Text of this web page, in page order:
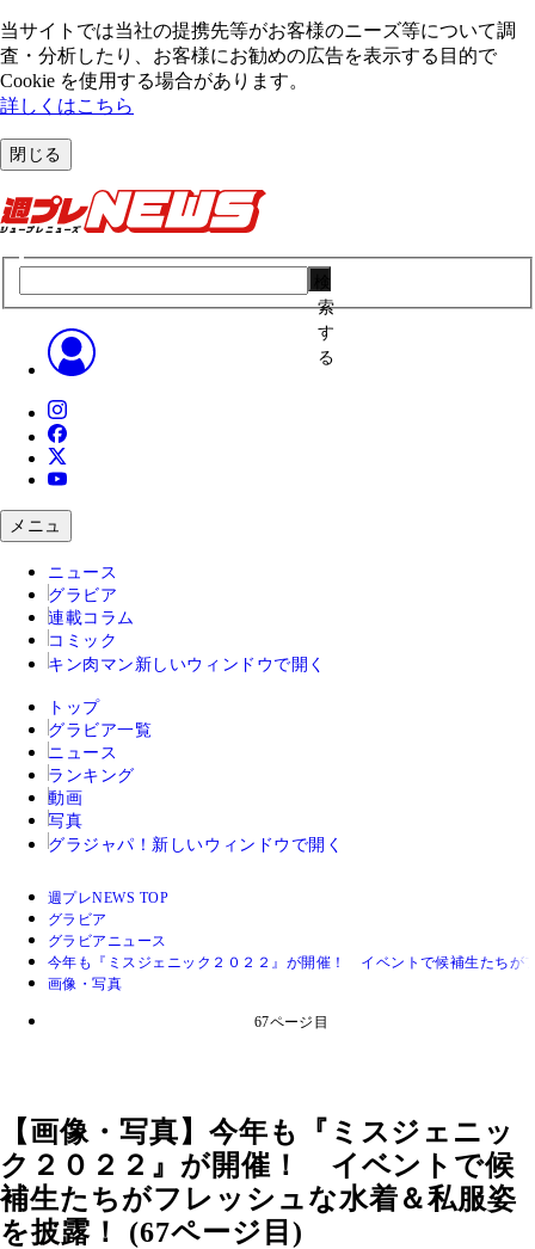
当サイトでは当社の提携先等がお客様のニーズ等について調
査・分析したり、お客様にお勧めの広告を表⽰する⽬的で
Cookie を使⽤する場合があります。
詳しくはこちら
閉じる
索
す
る
メニュ
ニュース
グラビア
連載コラム
コミック
キン肉マン 新しいウィンドウで開く
トップ
グラビア一覧
ニュース
ランキング
動画
写真
グラジャパ！ 新しいウィンドウで開く
週プレNEWS TOP
グラビア
グラビアニュース
今年も『ミスジェニック２０２２』が開催！ イベントで候補生たちが
画像・写真
67ページ目
【画像・写真】今年も『ミスジェニッ
ク２０２２』が開催！ イベントで候
補生たちがフレッシュな水着＆私服姿
を披露！ (67ページ目)